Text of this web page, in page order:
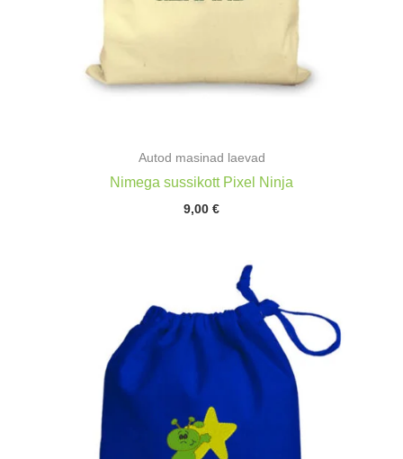
Autod masinad laevad
Nimega sussikott Pixel Ninja
9,00 €